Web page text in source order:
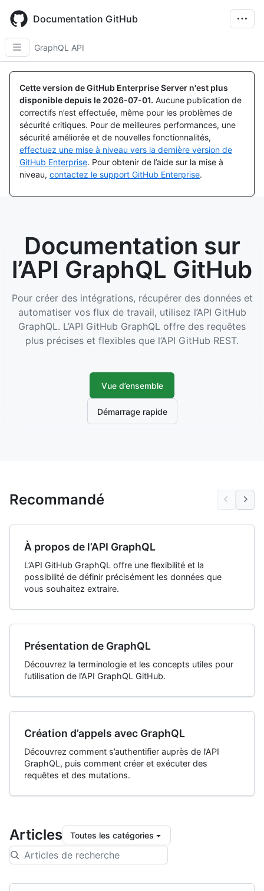
main
content
Documentation GitHub
GraphQL API
Cette version de GitHub Enterprise Server n'est plus
disponible depuis le 2026-07-01. Aucune publication de
correctifs n’est effectuée, même pour les problèmes de
sécurité critiques. Pour de meilleures performances, une
sécurité améliorée et de nouvelles fonctionnalités,
effectuez une mise à niveau vers la dernière version de
GitHub Enterprise. Pour obtenir de l’aide sur la mise à
niveau, contactez le support GitHub Enterprise.
Documentation sur
l’API GraphQL GitHub
Pour créer des intégrations, récupérer des données et
automatiser vos flux de travail, utilisez l’API GitHub
GraphQL. L’API GitHub GraphQL offre des requêtes
plus précises et flexibles que l’API GitHub REST.
Vue d’ensemble
Démarrage rapide
Recommandé
À propos de l’API GraphQL
L’API GitHub GraphQL offre une flexibilité et la
possibilité de définir précisément les données que
vous souhaitez extraire.
Présentation de GraphQL
Découvrez la terminologie et les concepts utiles pour
l’utilisation de l’API GraphQL GitHub.
Création d’appels avec GraphQL
Découvrez comment s’authentifier auprès de l’API
GraphQL, puis comment créer et exécuter des
requêtes et des mutations.
Articles Toutes les catégories